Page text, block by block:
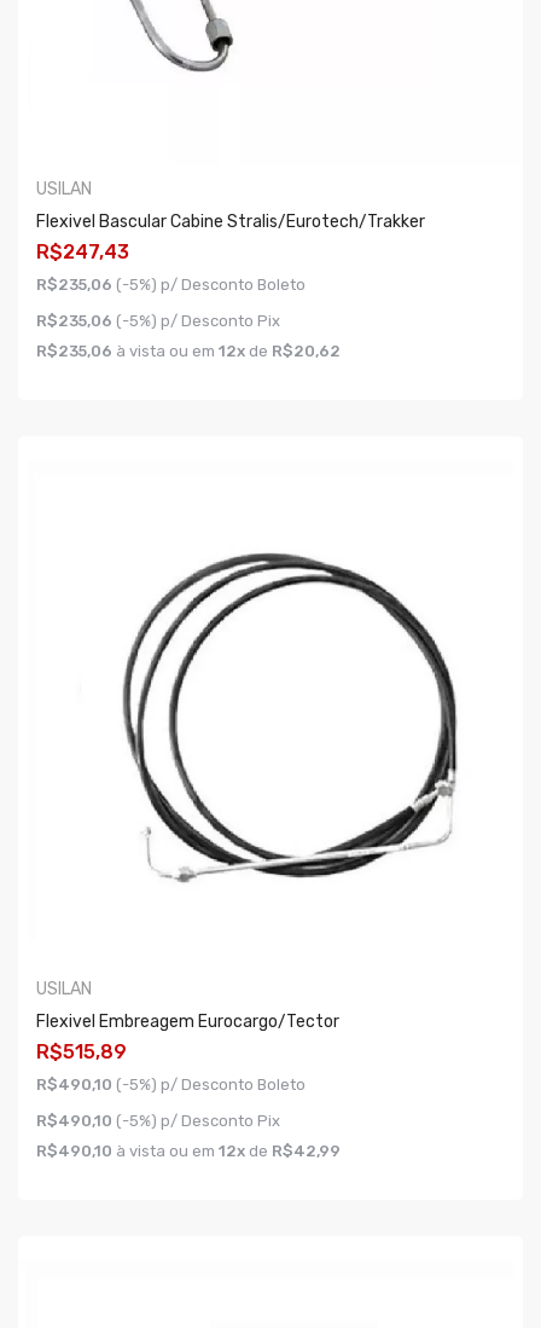
USILAN
Flexivel Bascular Cabine Stralis/eurotech/trakker
R$247,43
R$235,06 (-5%) p/ Desconto Boleto
R$235,06 (-5%) p/ Desconto Pix
R$235,06 à vista ou em 12x de R$20,62
USILAN
Flexivel Embreagem Eurocargo/tector
R$515,89
R$490,10 (-5%) p/ Desconto Boleto
R$490,10 (-5%) p/ Desconto Pix
R$490,10 à vista ou em 12x de R$42,99